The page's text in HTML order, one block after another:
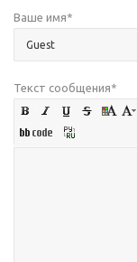
Ваше имя*
Текст сообщения*